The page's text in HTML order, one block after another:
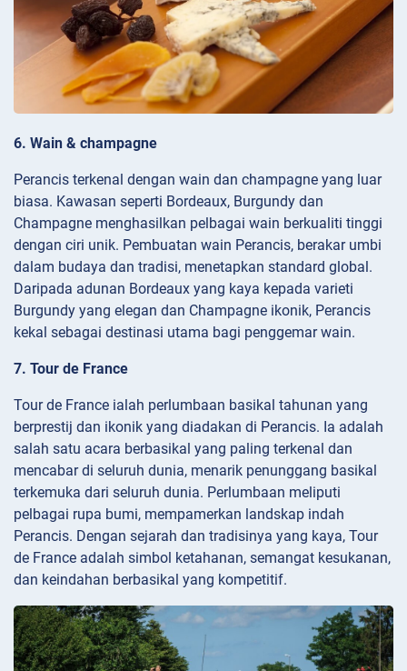
6. Wain & champagne
Perancis terkenal dengan wain dan champagne yang luar
biasa. Kawasan seperti Bordeaux, Burgundy dan
Champagne menghasilkan pelbagai wain berkualiti tinggi
dengan ciri unik. Pembuatan wain Perancis, berakar umbi
dalam budaya dan tradisi, menetapkan standard global.
Daripada adunan Bordeaux yang kaya kepada varieti
Burgundy yang elegan dan Champagne ikonik, Perancis
kekal sebagai destinasi utama bagi penggemar wain.
7. Tour de France
Tour de France ialah perlumbaan basikal tahunan yang
berprestij dan ikonik yang diadakan di Perancis. Ia adalah
salah satu acara berbasikal yang paling terkenal dan
mencabar di seluruh dunia, menarik penunggang basikal
terkemuka dari seluruh dunia. Perlumbaan meliputi
pelbagai rupa bumi, mempamerkan landskap indah
Perancis. Dengan sejarah dan tradisinya yang kaya, Tour
de France adalah simbol ketahanan, semangat kesukanan,
dan keindahan berbasikal yang kompetitif.